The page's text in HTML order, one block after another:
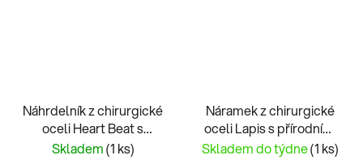
Náhrdelník z chirurgické
oceli Heart Beat s
kubickou zirkonií
Skladem(1 ks)
Náramek z chirurgické
oceli Lapis s přírodními
kameny Preciosa 7476
Skladem do týdne(1 ks)